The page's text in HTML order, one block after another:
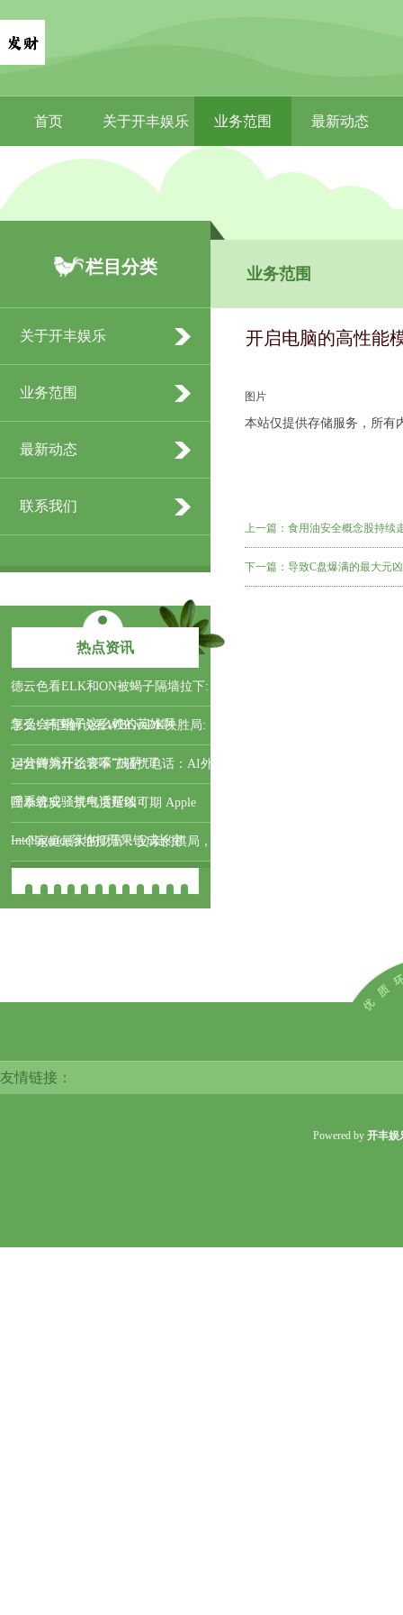
首页 关于开丰娱乐 业务范围 最新动态
栏目分类 业务范围
关于开丰娱乐
业务范围
最新动态
联系我们
热点资讯
德云色看ELK和ON被蝎子隔墙拉下:
怎么会有蝎子这么赖的英雄啊
享受! 韩国解说看WBGvsDK决胜局:
14分钟就开始哀嚎“披萨”了
运营商为什么管不了骚扰电话：AI外
呼系统成骚扰电话帮凶！
国泰君安：景气度延续可期 Apple
Intelligence落地打开果链成长空
一个家庭最大的财富：父亲的棋局，
开启电脑的高性能
图片
本站仅提供存储服务，所有
上一篇： 食用油安全概念股持续
下一篇： 导致C盘爆满的最大元
友情链接：
Powered by 开丰娱